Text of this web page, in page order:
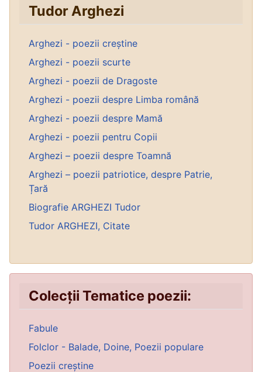
Tudor Arghezi
Arghezi - poezii creștine
Arghezi - poezii scurte
Arghezi - poezii de Dragoste
Arghezi - poezii despre Limba română
Arghezi - poezii despre Mamă
Arghezi - poezii pentru Copii
Arghezi – poezii despre Toamnă
Arghezi – poezii patriotice, despre Patrie,
Țară
Biografie ARGHEZI Tudor
Tudor ARGHEZI, Citate
Colecții Tematice poezii:
Fabule
Folclor - Balade, Doine, Poezii populare
Poezii creștine